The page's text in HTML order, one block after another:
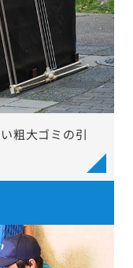
粗大ゴミの引